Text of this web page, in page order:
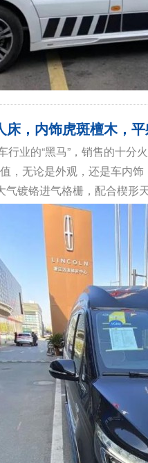
床，内饰虎斑檀木，
行业的“黑马”，销售的十
，无论是外观，还是车内
镀铬进气格栅，配合楔形